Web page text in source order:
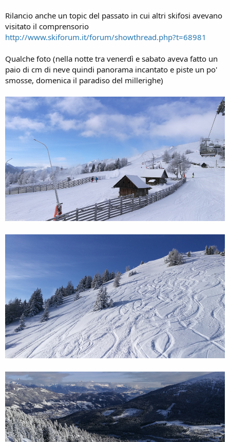
Rilancio anche un topic del passato in cui altri skifosi avevano
visitato il comprensorio
http://www.skiforum.it/forum/showthread.php?t=68981
Qualche foto (nella notte tra venerdì e sabato aveva fatto un
paio di cm di neve quindi panorama incantato e piste un po'
smosse, domenica il paradiso del millerighe)